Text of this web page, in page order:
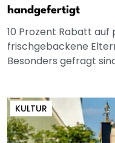
handgefertigt
10 Prozent Rabatt
frischgebackene
Besonders gefragt
KULTUR